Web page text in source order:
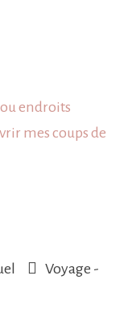
endroits
mes coups de
Voyage -